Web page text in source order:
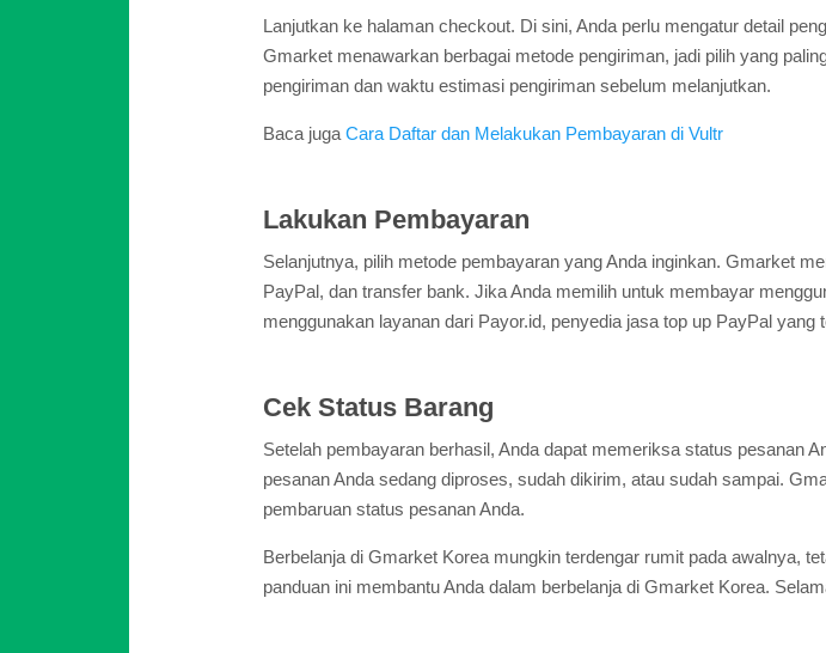
Lanjutkan ke halaman checkout. Di sini, Anda perlu mengatur detail
Gmarket menawarkan berbagai metode pengiriman, jadi pilih yang
pengiriman dan waktu estimasi pengiriman sebelum melanjutkan.
Baca jugaCara Daftar dan Melakukan Pembayaran di Vultr
Lakukan Pembayaran
Selanjutnya, pilih metode pembayaran yang Anda inginkan. Gmarket
PayPal, dan transfer bank. Jika Anda memilih untuk membayar
menggunakan layanan dari Payor.id, penyedia jasa top up PayPal yang
Cek Status Barang
Setelah pembayaran berhasil, Anda dapat memeriksa status pesanan
pesanan Anda sedang diproses, sudah dikirim, atau sudah sampai.
pembaruan status pesanan Anda.
Berbelanja di Gmarket Korea mungkin terdengar rumit pada awalnya,
panduan ini membantu Anda dalam berbelanja di Gmarket Korea.